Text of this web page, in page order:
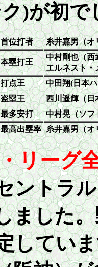
)が初で
首位打者 糸井嘉男（オ
本塁打王
中村剛也（西
エルネスト・
打点王
中田翔(日本
盗塁王
西川遥輝（日
最多安打
中村晃（ソフ
最高出塁率 糸井嘉男（オ
リーグ
ントラ
ました
してい